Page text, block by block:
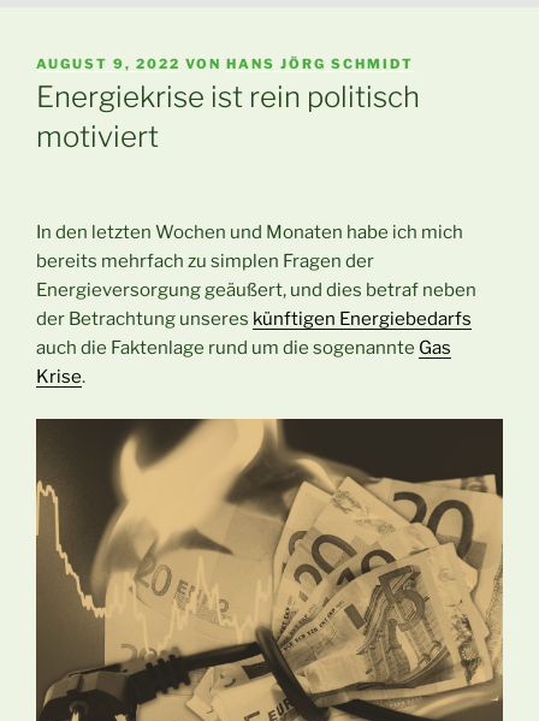
VERÖFFENTLICHT
AM
AUGUST 9, 2022 VON HANS JÖRG SCHMIDT
Energiekrise ist rein politisch
motiviert
In den letzten Wochen und Monaten habe ich mich
bereits mehrfach zu simplen Fragen der
Energieversorgung geäußert, und dies betraf neben
der Betrachtung unseres künftigen Energiebedarfs
auch die Faktenlage rund um die sogenannte Gas
Krise.